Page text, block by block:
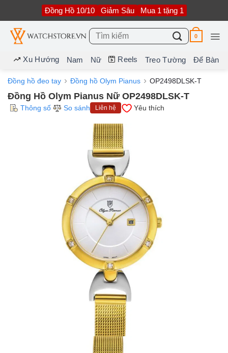
nội
dung
Đồng Hồ 10/10 Giảm Sâu Mua 1 tặng 1
Tìm
kiếm:
0
Xu Hướng Nam Nữ Reels Treo Tường Để Bàn
Đồng hồ đeo tay Đồng hồ Olym Pianus OP2498DLSK-T
Đồng Hồ Olym Pianus Nữ OP2498DLSK-T
Thông số So sánh Liên hệ Yêu thích